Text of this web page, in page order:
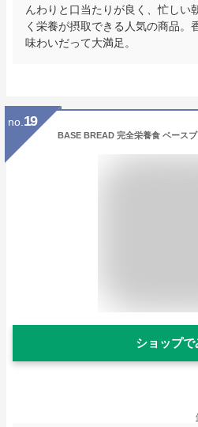
んわりと口当たりが良く、忙しい
く栄養が摂取できる人気の商品。
味わいだって大満足。
no. 19
ショップで